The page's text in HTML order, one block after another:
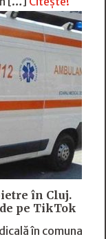
în Cluj.
pe TikTok
în comuna